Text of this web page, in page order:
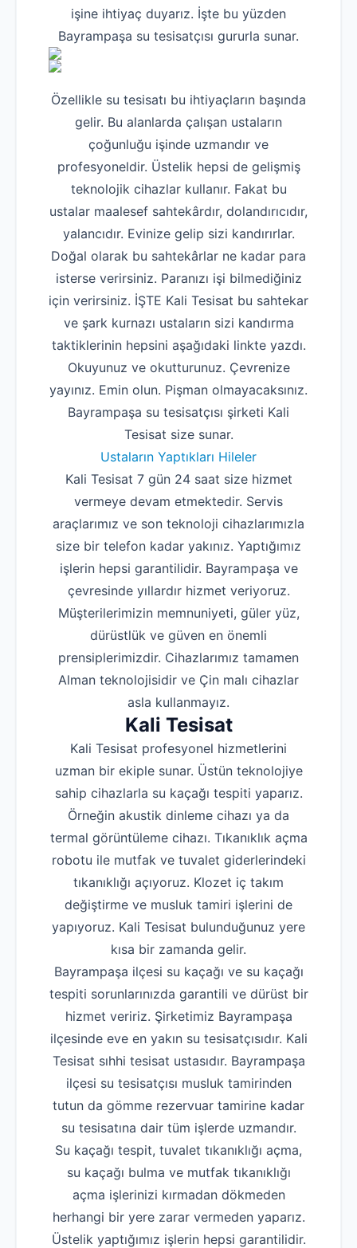
işine ihtiyaç duyarız. İşte bu yüzden
Bayrampaşa su tesisatçısı gururla sunar.
Özellikle su tesisatı bu ihtiyaçların başında
gelir. Bu alanlarda çalışan ustaların
çoğunluğu işinde uzmandır ve
profesyoneldir. Üstelik hepsi de gelişmiş
teknolojik cihazlar kullanır. Fakat bu
ustalar maalesef sahtekârdır, dolandırıcıdır,
yalancıdır. Evinize gelip sizi kandırırlar.
Doğal olarak bu sahtekârlar ne kadar para
isterse verirsiniz. Paranızı işi bilmediğiniz
için verirsiniz. İŞTE Kali Tesisat bu sahtekar
ve şark kurnazı ustaların sizi kandırma
taktiklerinin hepsini aşağıdaki linkte yazdı.
Okuyunuz ve okutturunuz. Çevrenize
yayınız. Emin olun. Pişman olmayacaksınız.
Bayrampaşa su tesisatçısı şirketi Kali
Tesisat size sunar.
Ustaların Yaptıkları Hileler
Kali Tesisat 7 gün 24 saat size hizmet
vermeye devam etmektedir. Servis
araçlarımız ve son teknoloji cihazlarımızla
size bir telefon kadar yakınız. Yaptığımız
işlerin hepsi garantilidir. Bayrampaşa ve
çevresinde yıllardır hizmet veriyoruz.
Müşterilerimizin memnuniyeti, güler yüz,
dürüstlük ve güven en önemli
prensiplerimizdir. Cihazlarımız tamamen
Alman teknolojisidir ve Çin malı cihazlar
asla kullanmayız.
Kali Tesisat
Kali Tesisat profesyonel hizmetlerini
uzman bir ekiple sunar. Üstün teknolojiye
sahip cihazlarla su kaçağı tespiti yaparız.
Örneğin akustik dinleme cihazı ya da
termal görüntüleme cihazı. Tıkanıklık açma
robotu ile mutfak ve tuvalet giderlerindeki
tıkanıklığı açıyoruz. Klozet iç takım
değiştirme ve musluk tamiri işlerini de
yapıyoruz. Kali Tesisat bulunduğunuz yere
kısa bir zamanda gelir.
Bayrampaşa ilçesi su kaçağı ve su kaçağı
tespiti sorunlarınızda garantili ve dürüst bir
hizmet veririz. Şirketimiz Bayrampaşa
ilçesinde eve en yakın su tesisatçısıdır. Kali
Tesisat sıhhi tesisat ustasıdır. Bayrampaşa
ilçesi su tesisatçısı musluk tamirinden
tutun da gömme rezervuar tamirine kadar
su tesisatına dair tüm işlerde uzmandır.
Su kaçağı tespit, tuvalet tıkanıklığı açma,
su kaçağı bulma ve mutfak tıkanıklığı
açma işlerinizi kırmadan dökmeden
herhangi bir yere zarar vermeden yaparız.
Üstelik yaptığımız işlerin hepsi garantilidir.